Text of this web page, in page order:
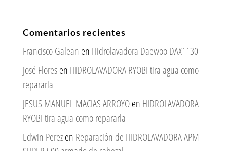
Comentarios recientes
Francisco Galean en Hidrolavadora Daewoo DAX1130
José Floresen HIDROLAVADORA RYOBI tira agua como
repararla
JESUS MANUEL MACIAS ARROYOen HIDROLAVADORA
RYOBI tira agua como repararla
Edwin Perezen Reparación de HIDROLAVADORA APM